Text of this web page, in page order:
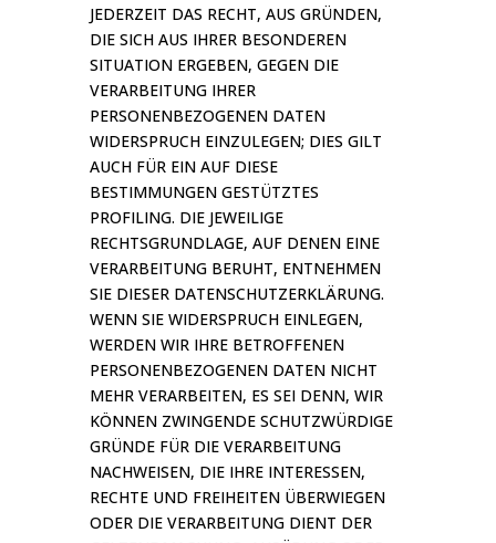
JEDERZEIT DAS RECHT, AUS GRÜNDEN,
DIE SICH AUS IHRER BESONDEREN
SITUATION ERGEBEN, GEGEN DIE
VERARBEITUNG IHRER
PERSONENBEZOGENEN DATEN
WIDERSPRUCH EINZULEGEN; DIES GILT
AUCH FÜR EIN AUF DIESE
BESTIMMUNGEN GESTÜTZTES
PROFILING. DIE JEWEILIGE
RECHTSGRUNDLAGE, AUF DENEN EINE
VERARBEITUNG BERUHT, ENTNEHMEN
SIE DIESER DATENSCHUTZERKLÄRUNG.
WENN SIE WIDERSPRUCH EINLEGEN,
WERDEN WIR IHRE BETROFFENEN
PERSONENBEZOGENEN DATEN NICHT
MEHR VERARBEITEN, ES SEI DENN, WIR
KÖNNEN ZWINGENDE SCHUTZWÜRDIGE
GRÜNDE FÜR DIE VERARBEITUNG
NACHWEISEN, DIE IHRE INTERESSEN,
RECHTE UND FREIHEITEN ÜBERWIEGEN
ODER DIE VERARBEITUNG DIENT DER